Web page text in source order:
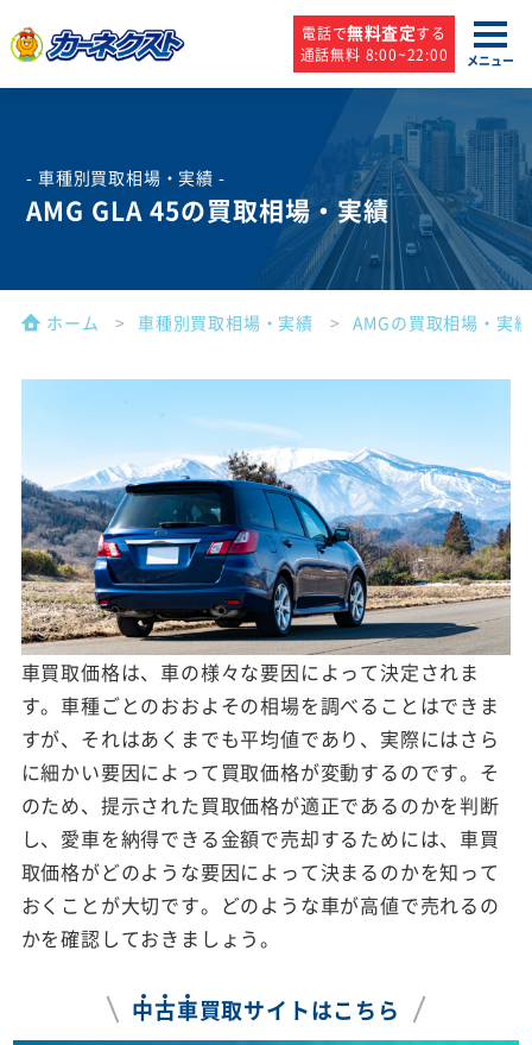
電話で無料査定する
通話無料 8:00~22:00
メニュー
- 車種別買取相場・実績 -
AMG GLA 45の買取相場・実績
ホーム 車種別買取相場・実績 AMGの買取相場・実績
車買取価格は、車の様々な要因によって決定されま
す。車種ごとのおおよその相場を調べることはできま
すが、それはあくまでも平均値であり、実際にはさら
に細かい要因によって買取価格が変動するのです。そ
のため、提示された買取価格が適正であるのかを判断
し、愛車を納得できる金額で売却するためには、車買
取価格がどのような要因によって決まるのかを知って
おくことが大切です。どのような車が高値で売れるの
かを確認しておきましょう。
中古車買取サイトはこちら